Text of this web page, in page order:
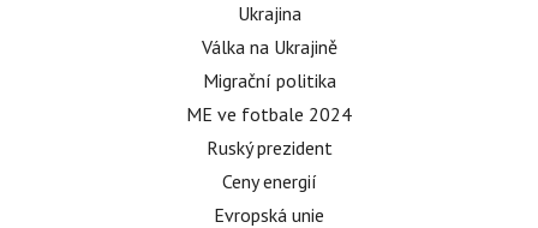
Ukrajina
Válka na Ukrajině
Migrační politika
ME ve fotbale 2024
Ruský prezident
Ceny energií
Evropská unie